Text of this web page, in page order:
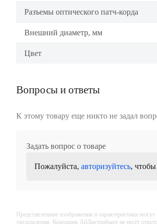
Разъемы оптического патч-корда
Внешний диаметр, мм
Цвет
Вопросы и ответы
К этому товару еще никто не задал
Задать вопрос о товаре
Пожалуйста, авторизуйтесь,
Представленные изображения и характеристики
уведомления. Компания АйДистрибьют не несёт